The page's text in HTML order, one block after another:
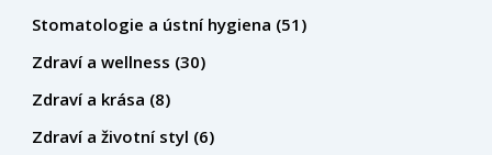
Stomatologie a ústní hygiena (51)
Zdraví a wellness (30)
Zdraví a krása (8)
Zdraví a životní styl (6)